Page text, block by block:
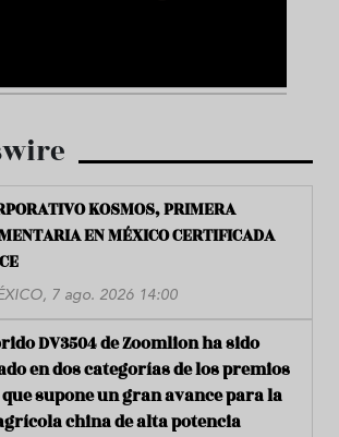
KOSMOS, PRIMERA
EN MÉXICO CERTIFICADA
7 ago. 2026 14:00
DV3504 de Zoomlion ha sido
en dos categorías de los premios
que supone un gran avance para la
china de alta potencia